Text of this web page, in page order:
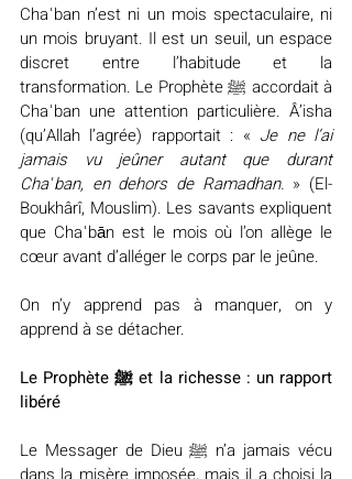
Chaʿban n’est ni un mois spectaculaire, ni
un mois bruyant. Il est un seuil, un espace
discret entre l’habitude et la
transformation. Le Prophète ﷺ accordait à
Chaʿban une attention particulière. Â’isha
(qu’Allah l’agrée) rapportait : « Je ne l’ai
jamais vu jeûner autant que durant
Chaʿban, en dehors de Ramadhan. » (El-
Boukhârî, Mouslim). Les savants expliquent
que Chaʿbān est le mois où l’on allège le
cœur avant d’alléger le corps par le jeûne.
On n’y apprend pas à manquer, on y
apprend à se détacher.
Le Prophète ﷺ et la richesse : un rapport
libéré
Le Messager de Dieu ﷺ n’a jamais vécu